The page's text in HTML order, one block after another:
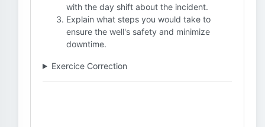
with the day shift about the incident.
Explain what steps you would take to
ensure the well's safety and minimize
downtime.
Exercice Correction